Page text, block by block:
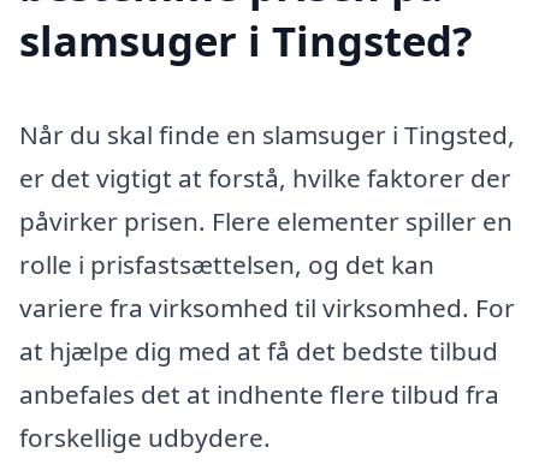
slamsuger i Tingsted?
Når du skal finde en slamsuger i Tingsted,
er det vigtigt at forstå, hvilke faktorer der
påvirker prisen. Flere elementer spiller en
rolle i prisfastsættelsen, og det kan
variere fra virksomhed til virksomhed. For
at hjælpe dig med at få det bedste tilbud
anbefales det at indhente flere tilbud fra
forskellige udbydere.